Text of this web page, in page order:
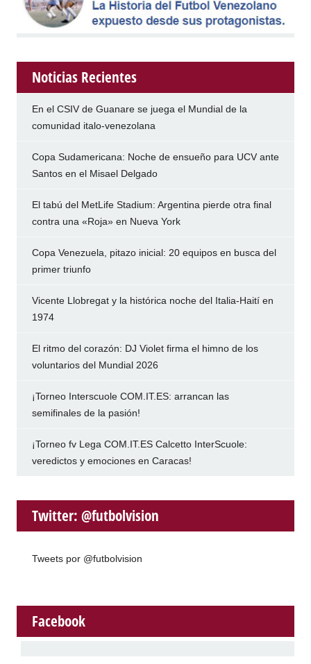
Noticias Recientes
En el CSIV de Guanare se juega el Mundial de la
comunidad italo-venezolana
Copa Sudamericana: Noche de ensueño para UCV ante
Santos en el Misael Delgado
El tabú del MetLife Stadium: Argentina pierde otra final
contra una «Roja» en Nueva York
Copa Venezuela, pitazo inicial: 20 equipos en busca del
primer triunfo
Vicente Llobregat y la histórica noche del Italia-Haití en
1974
El ritmo del corazón: DJ Violet firma el himno de los
voluntarios del Mundial 2026
¡Torneo Interscuole COM.IT.ES: arrancan las
semifinales de la pasión!
¡Torneo fv Lega COM.IT.ES Calcetto InterScuole:
veredictos y emociones en Caracas!
Twitter: @futbolvision
Tweets por @futbolvision
Facebook